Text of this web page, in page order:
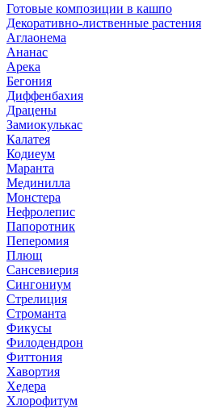
Готовые композиции в кашпо
Декоративно-лиственные растения
Аглаонема
Ананас
Арека
Бегония
Диффенбахия
Драцены
Замиокулькас
Калатея
Кодиеум
Маранта
Мединилла
Монстера
Нефролепис
Папоротник
Пеперомия
Плющ
Сансевиерия
Сингониум
Стрелиция
Строманта
Фикусы
Филодендрон
Фиттония
Хавортия
Хедера
Хлорофитум